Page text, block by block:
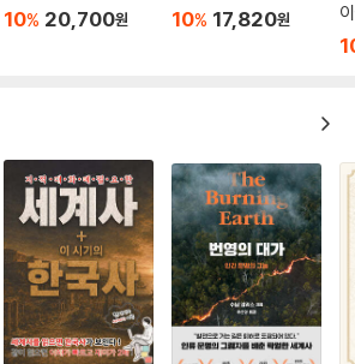
대륙, 종교개혁과 종교 전쟁, 유럽의 대항해 시
1~2부는 콜럼버스나 코르테스 같은 정복자(침
짓밟기 전 마야, 잉카, 아스텍 제국의 역사와 문
이는 탐험과 정복이라는 미명하에 자행된 학살
그 시대의 파괴자를 제대로 심판해야 한다는 래
을 엿볼 수 있는 대목이다. 유럽 대항해 시대에
네덜란드가 어떻게 세계무역의 강자가 되었는
인디언과 폭넓게 교류한 나라는 영국이 아니라
10% 20,700원 10% 17,820원